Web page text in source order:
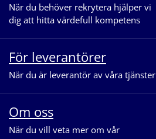
När du behöver rekrytera hjälper vi
dig att hitta värdefull kompetens
För leverantörer
När du är leverantör av våra tjänster
Om oss
När du vill veta mer om vår